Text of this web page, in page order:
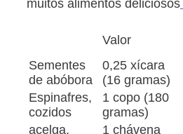
muitos alimentos deliciosos
Valor
Sementes
de abóbora
0,25 xícara
(16 gramas)
Espinafres,
cozidos
1 copo (180
gramas)
acelga,
1 chávena